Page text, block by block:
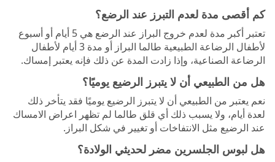
كم أقصى مدة لعدم التبرز عند الرضع؟
تعتبر أكبر مدة لعدم خروج البراز عند الرضع هي 5 أيام أو أسبوع
لأطفال الرضاعة الطبيعية طالما البراز أو مدة 3 أيام لأطفال
الرضاعة الصناعية، وإذا زادت المدة عن ذلك فإنه يعتبر إمساك.
هل من الطبيعي أن لا يتبرز الرضيع يوميًا؟
نعم يعتبر من الطبيعي أن لا يتبرز الرضيع يوميًا فقد يتأخر ذلك
لعدة أيام، ولا يسبب ذلك أي قلق طالما لم تظهر اعراض الامساك
عند الرضيع مثل الانتفاخات أو تغيير في شكل البراز.
هل لبوس الجلسرين مضر لحديثي الولادة؟